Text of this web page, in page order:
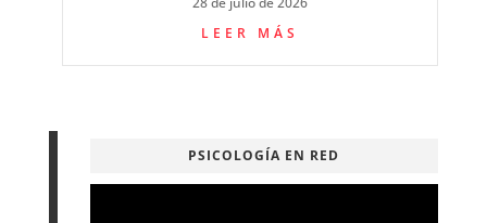
LEER MÁS
PSICOLOGÍA EN RED